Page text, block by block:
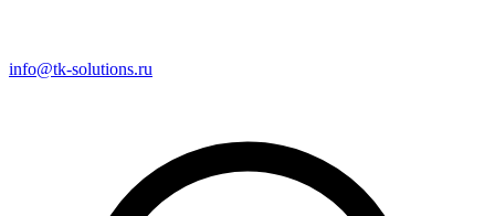
info@tk-solutions.ru